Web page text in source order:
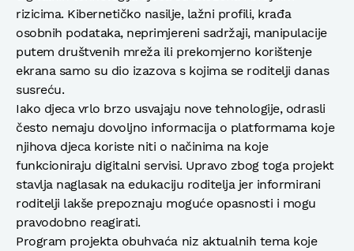
rizicima. Kibernetičko nasilje, lažni profili, krađa
osobnih podataka, neprimjereni sadržaji, manipulacije
putem društvenih mreža ili prekomjerno korištenje
ekrana samo su dio izazova s kojima se roditelji danas
susreću.
Iako djeca vrlo brzo usvajaju nove tehnologije, odrasli
često nemaju dovoljno informacija o platformama koje
njihova djeca koriste niti o načinima na koje
funkcioniraju digitalni servisi. Upravo zbog toga projekt
stavlja naglasak na edukaciju roditelja jer informirani
roditelji lakše prepoznaju moguće opasnosti i mogu
pravodobno reagirati.
Program projekta obuhvaća niz aktualnih tema koje